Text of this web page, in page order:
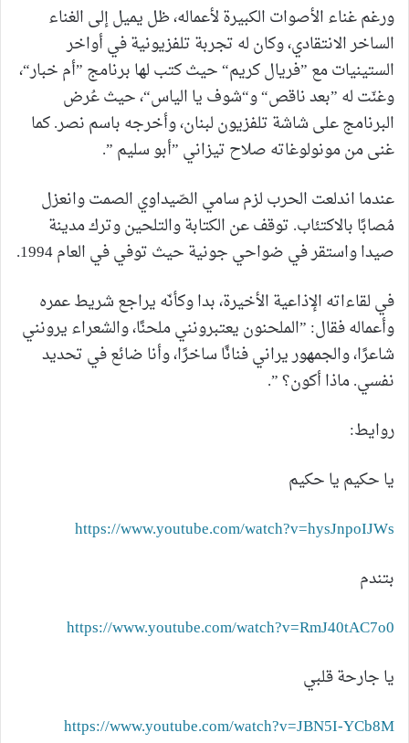
ورغم غناء الأصوات الكبيرة لأعماله، ظل يميل إلى الغناء
الساخر الانتقادي، وكان له تجربة تلفزيونية في أواخر
الستينيات مع ”فريال كريم“ حيث كتب لها برنامج ”أم خبار“،
وغنّت له ”بعد ناقص“ و“شوف يا الياس“، حيث عُرض
البرنامج على شاشة تلفزيون لبنان، وأخرجه باسم نصر. كما
غنى من مونولوغاته صلاح تيزاني ”أبو سليم ”.
عندما اندلعت الحرب لزم سامي الصّيداوي الصمت وانعزل
مُصابًا بالاكتئاب. توقف عن الكتابة والتلحين وترك مدينة
صيدا واستقر في ضواحي جونية حيث توفي في العام 1994.
في لقاءاته الإذاعية الأخيرة، بدا وكأنّه يراجع شريط عمره
وأعماله فقال: ”الملحنون يعتبرونني ملحنًا، والشعراء يرونني
شاعرًا، والجمهور يراني فنانًا ساخرًا، وأنا ضائع في تحديد
نفسي. ماذا أكون؟ ”.
روايط:
يا حكيم يا حكيم
https://www.youtube.com/watch?v=hysJnpoIJWs
بتندم
https://www.youtube.com/watch?v=RmJ40tAC7o0
يا جارحة قلبي
https://www.youtube.com/watch?v=JBN5I-YCb8M